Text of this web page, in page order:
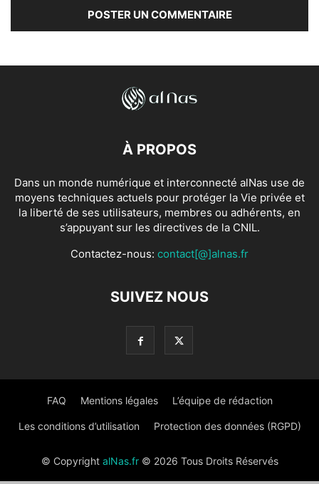
À PROPOS
Dans un monde numérique et interconnecté alNas use de
moyens techniques actuels pour protéger la Vie privée et
la liberté de ses utilisateurs, membres ou adhérents, en
s’appuyant sur les directives de la CNIL.
Contactez-nous: contact[@]alnas.fr
SUIVEZ NOUS
FAQ Mentions légales L’équipe de rédaction
Les conditions d’utilisation Protection des données (RGPD)
© Copyright alNas.fr© 2026 Tous Droits Réservés